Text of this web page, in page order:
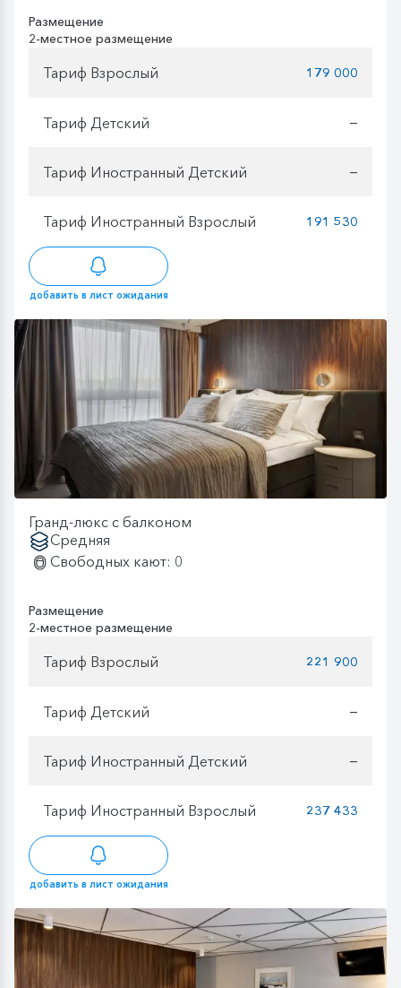
Размещение
2-местное размещение
Тариф Взрослый 179 000
Тариф Детский —
Тариф Иностранный Детский —
Тариф Иностранный Взрослый 191 530
добавить в лист ожидания
Гранд-люкс с балконом
Средняя
Свободных кают: 0
Размещение
2-местное размещение
Тариф Взрослый 221 900
Тариф Детский —
Тариф Иностранный Детский —
Тариф Иностранный Взрослый 237 433
добавить в лист ожидания